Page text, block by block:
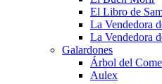
El Libro de
La Vendedora
La Vendedora
Galardones
Árbol del
Aulex